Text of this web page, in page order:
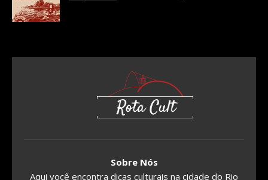
Sobre Nós
Aqui você encontra dicas culturais na cidade do Rio